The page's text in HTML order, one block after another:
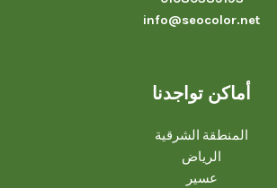
info@seocolor.net
أماكن تواجدنا
المنطقة الشرقية
الرياض
عسير